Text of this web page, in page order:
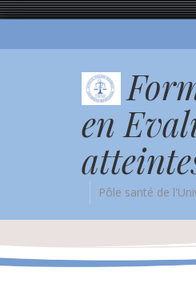
en
Pôle santé de